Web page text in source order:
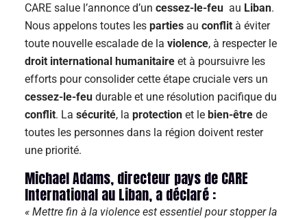
CARE salue l’annonce d’un cessez-le-feu au Liban.
Nous appelons toutes les parties au conflit à éviter
toute nouvelle escalade de la violence, à respecter le
droit international humanitaire et à poursuivre les
efforts pour consolider cette étape cruciale vers un
cessez-le-feu durable et une résolution pacifique du
conflit. La sécurité, la protection et le bien-être de
toutes les personnes dans la région doivent rester
une priorité.
Michael Adams, directeur pays de CARE
International au Liban, a déclaré :
« Mettre fin à la violence est essentiel pour stopper la